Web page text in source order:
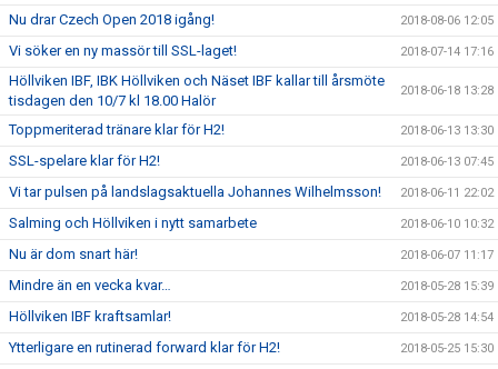
Nu drar Czech Open 2018 igång! 2018-08-06 12:05
Vi söker en ny massör till SSL-laget! 2018-07-14 17:16
Höllviken IBF, IBK Höllviken och Näset IBF kallar till årsmöte
tisdagen den 10/7 kl 18.00 Halör
2018-06-18 13:28
Toppmeriterad tränare klar för H2! 2018-06-13 13:30
SSL-spelare klar för H2! 2018-06-13 07:45
Vi tar pulsen på landslagsaktuella Johannes Wilhelmsson! 2018-06-11 22:02
Salming och Höllviken i nytt samarbete 2018-06-10 10:32
Nu är dom snart här! 2018-06-07 11:17
Mindre än en vecka kvar… 2018-05-28 15:39
Höllviken IBF kraftsamlar! 2018-05-28 14:54
Ytterligare en rutinerad forward klar för H2! 2018-05-25 15:30